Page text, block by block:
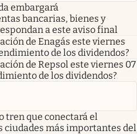
embargará
bancarias, bienes y
a este aviso final
de Enagás este viernes
de los dividendos?
de Repsol este viernes 07
de los dividendos?
tren que conectará el
ciudades más importantes del